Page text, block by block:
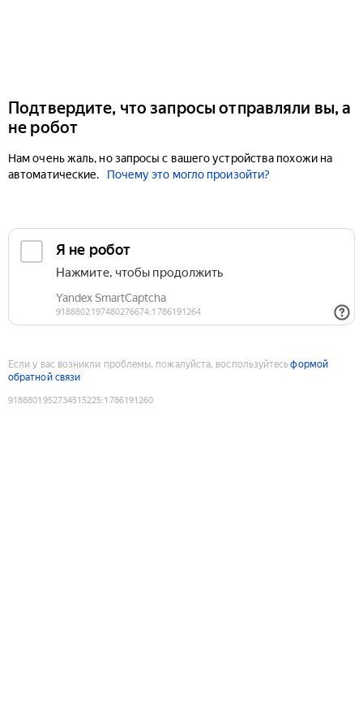
Подтвердите, что запросы отправляли вы, а
не робот
Нам очень жаль, но запросы с вашего устройства похожи на
автоматические.
Почему это могло произойти?
Если у вас возникли проблемы, пожалуйста, воспользуйтесьформой
обратной связи
9188801952734515225:1786191260